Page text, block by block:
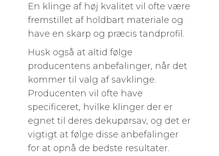
En klinge af høj kvalitet vil ofte være
fremstillet af holdbart materiale og
have en skarp og præcis tandprofil.
Husk også at altid følge
producentens anbefalinger, når det
kommer til valg af savklinge.
Producenten vil ofte have
specificeret, hvilke klinger der er
egnet til deres dekupørsav, og det er
vigtigt at følge disse anbefalinger
for at opnå de bedste resultater.